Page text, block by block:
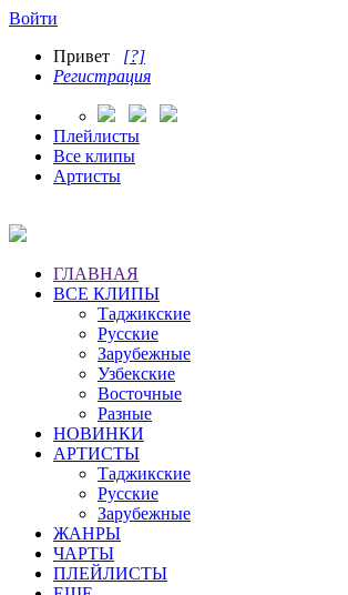
Войти
Привет [?]
Регистрация
Плейлисты
Все клипы
Артисты
ГЛАВНАЯ
ВСЕ КЛИПЫ
Таджикские
Русские
Зарубежные
Узбекские
Восточные
Разные
НОВИНКИ
АРТИСТЫ
Таджикские
Русские
Зарубежные
ЖАНРЫ
ЧАРТЫ
ПЛЕЙЛИСТЫ